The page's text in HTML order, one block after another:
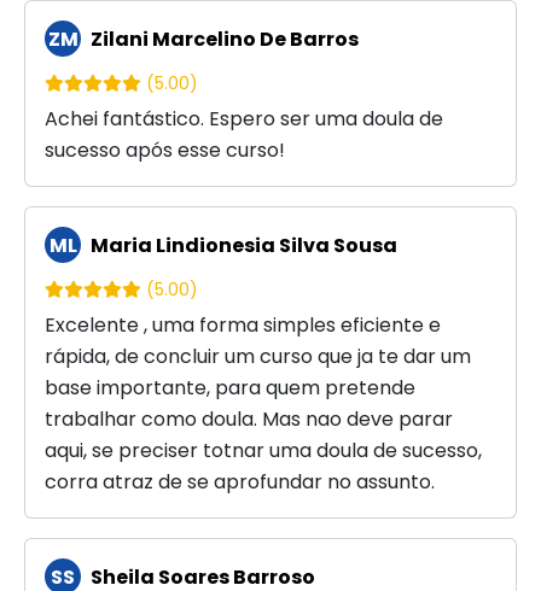
ZM Zilani Marcelino De Barros
(5.00)
Achei fantástico. Espero ser uma doula de
sucesso após esse curso!
ML Maria Lindionesia Silva Sousa
(5.00)
Excelente , uma forma simples eficiente e
rápida, de concluir um curso que ja te dar um
base importante, para quem pretende
trabalhar como doula. Mas nao deve parar
aqui, se preciser totnar uma doula de sucesso,
corra atraz de se aprofundar no assunto.
SS Sheila Soares Barroso